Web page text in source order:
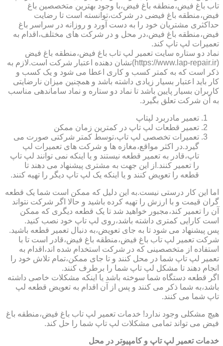
تاب باغ فیض،منطقه باغ فیض،با وجود بهترین متخصصین باغ
فیض،منطقه باغ فیضی در شرکت،توانسته است تا رضایت
حداکثری مشتریان خود را به دست آورد و روزانه در سراسر باغ
فیض،منطقه باغ فیض،در محل و در شرکت های مختلف،اقدام به
تعمیرات لپ تاپ کند.
نماد دو ستاره سایت تعمیر لپ تاب باغ فیض،منطقه باغ فیض
(https://www.lap-repair.ir)نشان دهنده اعتبار شرکت است.لازم به
ذکر است که به کمتر کسب و کاری اعطا می شود و یک کسب و
کار باید اعتبار بسیار زیادی داشته باشد و همچنین میزان نارضایتی
کاربران بسیار پایین باشد تا نماد دو ستاره و نماد ساماندهی مناسب
به آن شرکت تعلق بگیرد.
تعمیر مادربرد لپتاپ
تعمیر قطعات لپ تاپ در کمترین زمان ممکن
تعمیرات تخصصی لپ تاپ،توسط کمتر شرکتی صورت می
گیرد.در اکثر مواقع،مغازه ها و شرکت های تعمیرات لپ
تاپ،قادر به تعمیر قطعه نیستند و یا اینکه نمی توانند لپ تاپ
را تعمیر کنند.از این جهت به مشتری پیشنهاد می دهند تا
قطعه را تعویض کنند و یا اینکه یک لپ تاپ دیگر را تهیه کنند.
اما این کار درستی نیست.به این دلیل که ممکن است شما یک قطعه
گران قیمت و با ارزش را تهیه کرده باشید و حالا اگر شرکت نتواند
آن را تعمیر کند،مجبور خواهید شد تا یک قطعه دیگری که ممکن
است کارایی کمتری داشته باشد،روی لپ تاپ خود نصب کنید.
پس پیشنهاد می شود تا به جای تعویض،به دنبال تعمیر قطعه باشید.
شرکت تعمیر لپ تاب باغ فیض،منطقه باغ فیض،قادر است تا با
استفاده از متخصصینی که در شرکت استخدام شده اند،اقدام به
تعمیر لپ تاپ شما در محل کنند و تا جای ممکن،تمام تلاش خود را
انجام دهند تا مشکل لپ تاپ شما را برطرف کنند.
اگر قطعه دستگاه شما سوخته باشد یا اینکه مشکلات خاصی داشته
باشد،به شما ذکر می کنند و پس از آن اقدام به تعویض قطعه لپ
تاپ شما می کنند.
هیچ مشکلی وجود ندارد! خدمات تعمیر لپ تاب باغ فیض،منطقه باغ
فیض می تواند تمامی مشکلات لپ تاپ شما را حل کند.
خدمات تعمیر لپ تاپ و کامپیوتر در محل